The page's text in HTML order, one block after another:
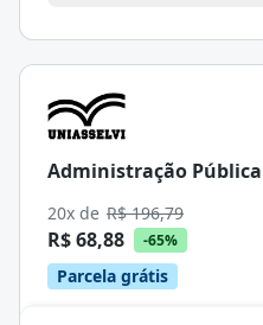
Administração Pública
20x de R$ 196,79
R$ 68,88 -65%
Parcela grátis